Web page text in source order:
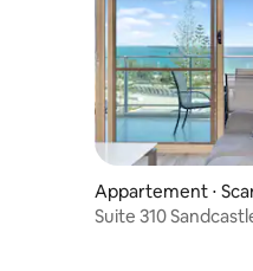
Appartement ⋅
Suite 310